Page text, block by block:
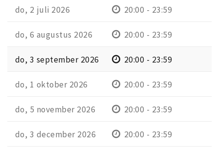
do, 2 juli 2026 20:00 - 23:59
do, 6 augustus 2026 20:00 - 23:59
do, 3 september 2026 20:00 - 23:59
do, 1 oktober 2026 20:00 - 23:59
do, 5 november 2026 20:00 - 23:59
do, 3 december 2026 20:00 - 23:59